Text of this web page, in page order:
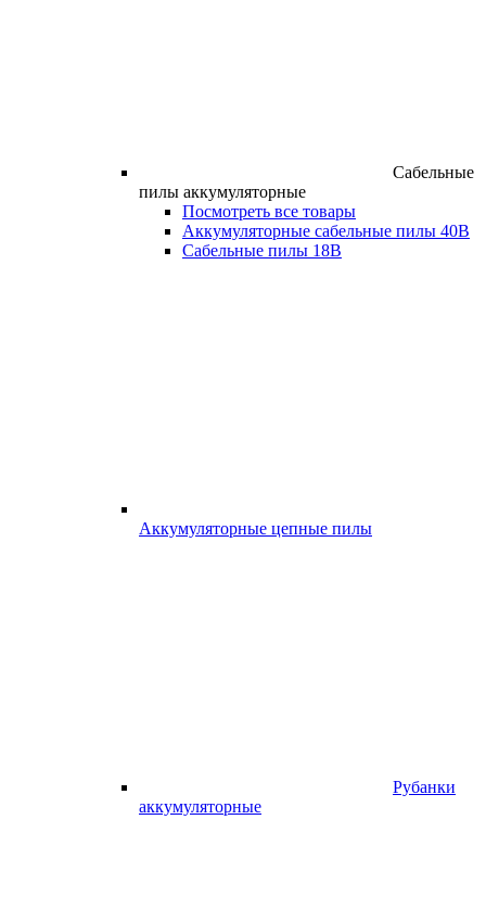
Сабельные
пилы аккумуляторные
Посмотреть все товары
Аккумуляторные сабельные пилы 40В
Сабельные пилы 18В
Аккумуляторные цепные пилы
Рубанки
аккумуляторные